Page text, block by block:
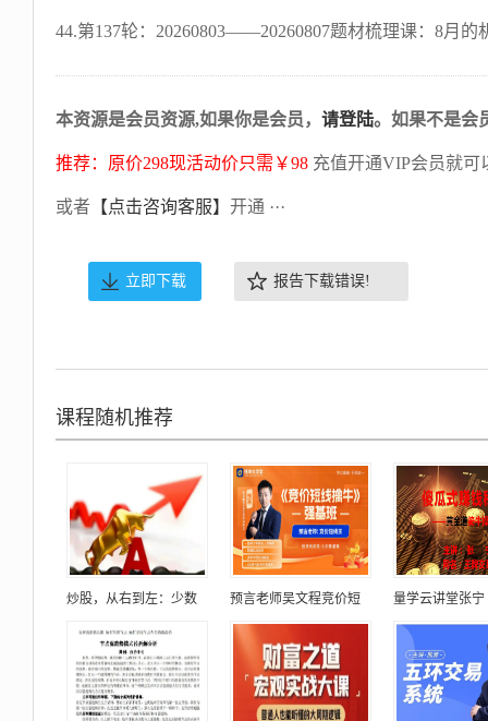
44.第137轮：20260803——20260807题材梳理课：8月
本资源是会员资源,如果你是会员， 请登陆。如果不是会
推荐：原价298现活动价只需￥98 充值开通VIP会员就可
或者 【点击咨询客服】 开通 ···
立即下载 报告下载错误!
课程随机推荐
炒股，从右到左：少数 预言老师吴文程竞价短 量学云讲堂张宁